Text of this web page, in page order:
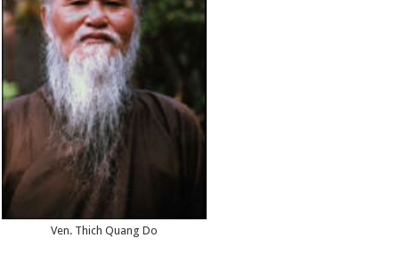
Ven. Thich Quang Do